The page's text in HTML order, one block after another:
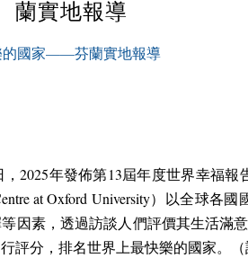
蘭實地報導
國家——芬蘭實地報導
，2025年發佈第13屆年度世界幸福報
at Oxford University）以全球各國
因素，透過訪談人們評價其生活滿
評分，排名世界上最快樂的國家。（